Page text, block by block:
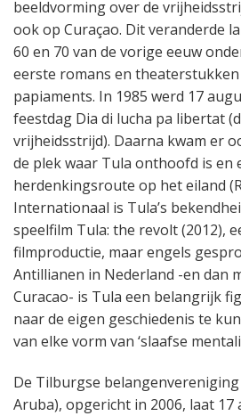
beeldvorming over de
ook op Curaçao. Dit veranderde
60 en 70 van de vorige eeuw
eerste romans en
papiaments. In 1985 werd 17
feestdag Dia di lucha pa libertat
vrijheidsstrijd). Daarna kwam er
de plek waar Tula onthoofd is en
herdenkingsroute op het eiland
Internationaal is Tula’s
speelfilm Tula: the revolt (2012),
filmproductie, maar engels
Antillianen in Nederland -en dan
Curacao- is Tula een belangrijk
naar de eigen geschiedenis te
van elke vorm van ‘slaafse
De Tilburgse
Aruba), opgericht in 2006, laat